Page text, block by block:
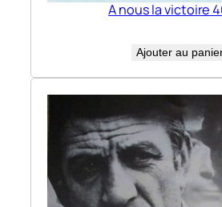
A nous la victoire
Ajouter au